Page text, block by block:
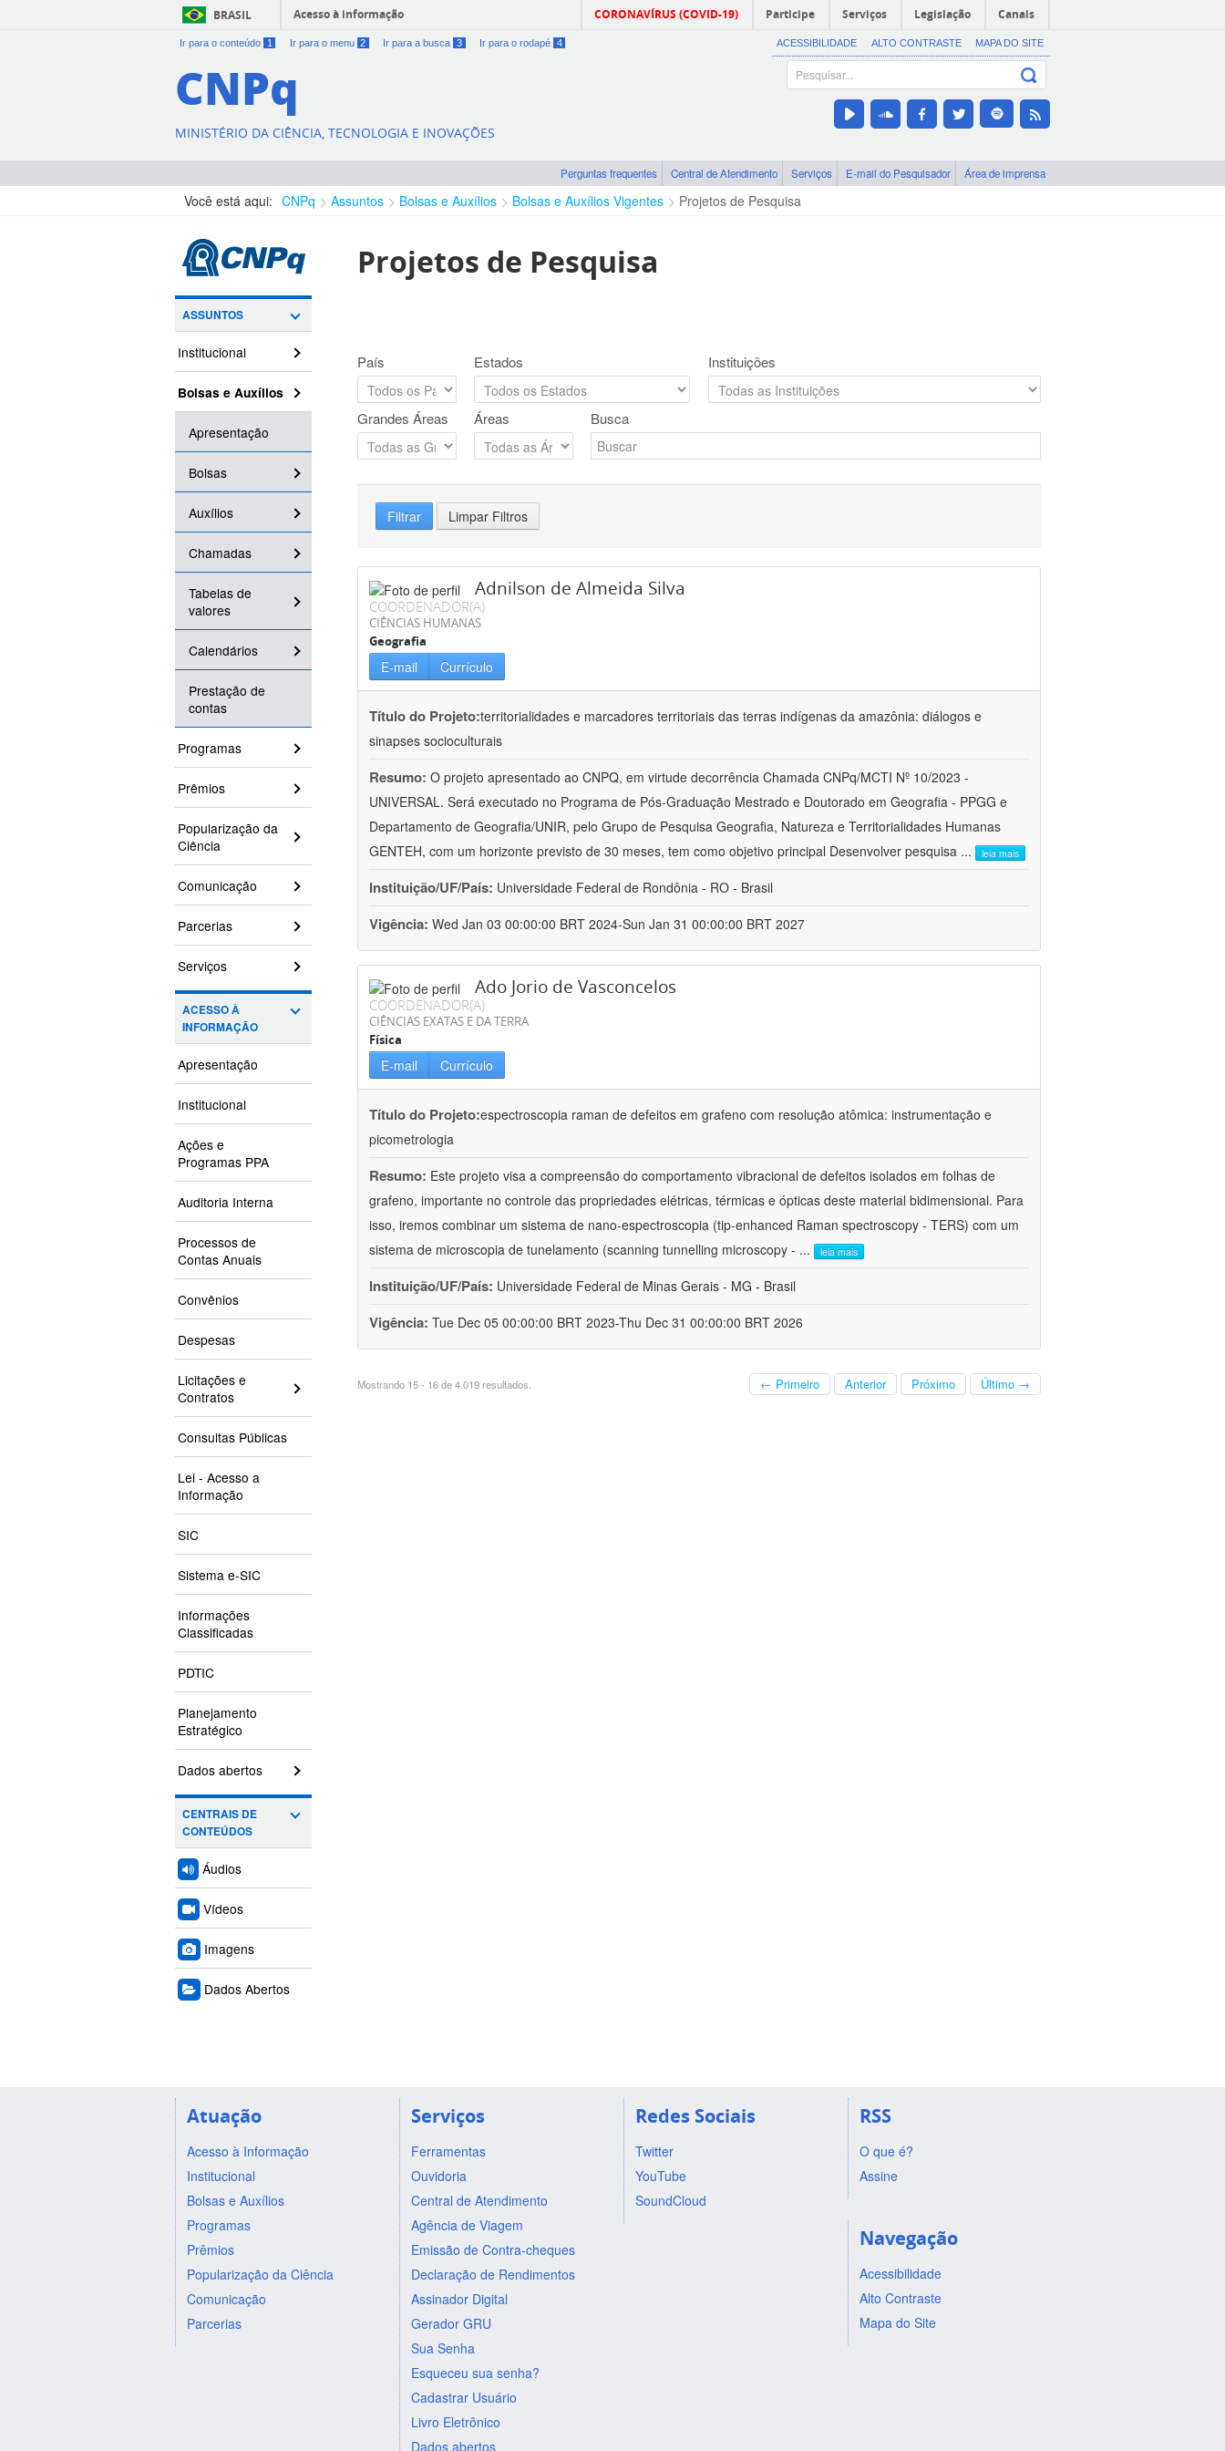
BRASIL Acesso à informação CORONAVÍRUS (COVID-19) Participe Serviços Legislação Canais
Ir para o conteúdo 1 Ir para o menu 2 Ir para a busca 3 Ir para o rodapé 4 ACESSIBILIDADE ALTO CONTRASTE MAPA DO SITE
CNPq
MINISTÉRIO DA CIÊNCIA, TECNOLOGIA E INOVAÇÕES
Perguntas frequentes Central de Atendimento Serviços E-mail do Pesquisador Área de imprensa
Você está aqui: CNPq Assuntos Bolsas e Auxílios Bolsas e Auxílios Vigentes Projetos de Pesquisa
ASSUNTOS
Institucional
Bolsas e Auxílios
Apresentação
Bolsas
Auxílios
Chamadas
Tabelas de
valores
Calendários
Prestação de
contas
Programas
Prêmios
Popularização da
Ciência
Comunicação
Parcerias
Serviços
ACESSO À
INFORMAÇÃO
Apresentação
Institucional
Ações e
Programas PPA
Auditoria Interna
Processos de
Contas Anuais
Convênios
Despesas
Licitações e
Contratos
Consultas Públicas
Lei - Acesso a
Informação
SIC
Sistema e-SIC
Informações
Classificadas
PDTIC
Planejamento
Estratégico
Dados abertos
CENTRAIS DE
CONTEÚDOS
Áudios
Vídeos
Imagens
Dados Abertos
Projetos de Pesquisa
País Estados Instituições
Grandes Áreas Áreas Busca
Filtrar Limpar Filtros
Adnilson de Almeida Silva
COORDENADOR(A)
CIÊNCIAS HUMANAS
Geografia
E-mail Currículo
Título do Projeto:territorialidades e marcadores territoriais das terras indígenas da amazônia: diálogos e
sinapses socioculturais
Resumo: O projeto apresentado ao CNPQ, em virtude decorrência Chamada CNPq/MCTI Nº 10/2023 -
UNIVERSAL. Será executado no Programa de Pós-Graduação Mestrado e Doutorado em Geografia - PPGG e
Departamento de Geografia/UNIR, pelo Grupo de Pesquisa Geografia, Natureza e Territorialidades Humanas 
GENTEH, com um horizonte previsto de 30 meses, tem como objetivo principal Desenvolver pesquisa ... leia mais
Instituição/UF/País: Universidade Federal de Rondônia - RO - Brasil
Vigência: Wed Jan 03 00:00:00 BRT 2024-Sun Jan 31 00:00:00 BRT 2027
Ado Jorio de Vasconcelos
COORDENADOR(A)
CIÊNCIAS EXATAS E DA TERRA
Física
E-mail Currículo
Título do Projeto:espectroscopia raman de defeitos em grafeno com resolução atômica: instrumentação e
picometrologia
Resumo: Este projeto visa a compreensão do comportamento vibracional de defeitos isolados em folhas de
grafeno, importante no controle das propriedades elétricas, térmicas e ópticas deste material bidimensional. Para
isso, iremos combinar um sistema de nano-espectroscopia (tip-enhanced Raman spectroscopy - TERS) com um
sistema de microscopia de tunelamento (scanning tunnelling microscopy - ... leia mais
Instituição/UF/País: Universidade Federal de Minas Gerais - MG - Brasil
Vigência: Tue Dec 05 00:00:00 BRT 2023-Thu Dec 31 00:00:00 BRT 2026
Mostrando 15 - 16 de 4.019 resultados. ← Primeiro Anterior Próximo Último →
Atuação
Acesso à Informação
Institucional
Bolsas e Auxílios
Programas
Prêmios
Popularização da Ciência
Comunicação
Parcerias
Serviços
Ferramentas
Ouvidoria
Central de Atendimento
Agência de Viagem
Emissão de Contra-cheques
Declaração de Rendimentos
Assinador Digital
Gerador GRU
Sua Senha
Esqueceu sua senha?
Cadastrar Usuário
Livro Eletrônico
Dados abertos
Redes Sociais
Twitter
YouTube
SoundCloud
RSS
O que é?
Assine
Navegação
Acessibilidade
Alto Contraste
Mapa do Site